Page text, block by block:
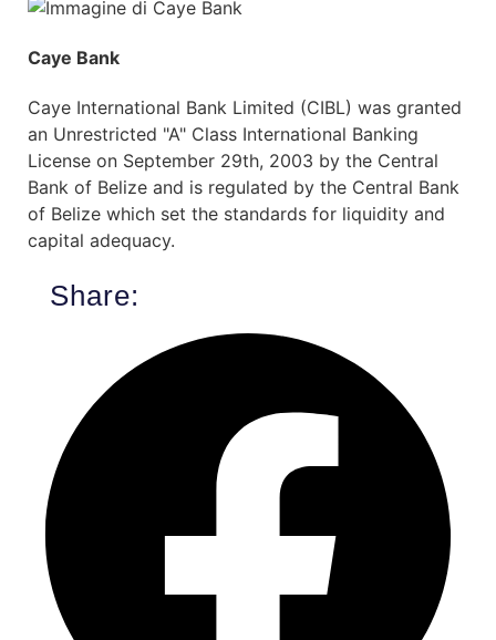
Caye Bank
Caye International Bank Limited (CIBL) was granted
an Unrestricted "A" Class International Banking
License on September 29th, 2003 by the Central
Bank of Belize and is regulated by the Central Bank
of Belize which set the standards for liquidity and
capital adequacy.
Share: